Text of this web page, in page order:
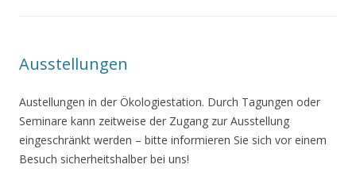
Ausstellungen
Austellungen in der Ökologiestation. Durch Tagungen oder
Seminare kann zeitweise der Zugang zur Ausstellung
eingeschränkt werden – bitte informieren Sie sich vor einem
Besuch sicherheitshalber bei uns!